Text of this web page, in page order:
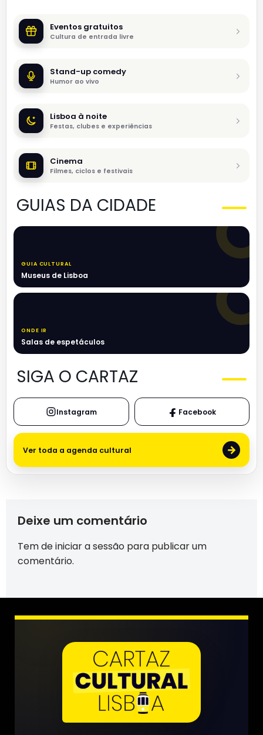
Eventos gratuitos
Cultura de entrada livre
Stand-up comedy
Humor ao vivo
Lisboa à noite
Festas, clubes e experiências
Cinema
Filmes, ciclos e festivais
GUIAS DA CIDADE
GUIA CULTURAL
Museus de Lisboa
ONDE IR
Salas de espetáculos
SIGA O CARTAZ
Instagram Facebook
Ver toda a agenda cultural →
Deixe um comentário
Tem deiniciar a sessão para publicar um
comentário.